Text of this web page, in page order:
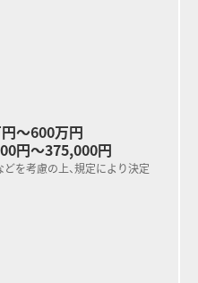
～600万円
円～375,000円
どを考慮の上、規定により決定